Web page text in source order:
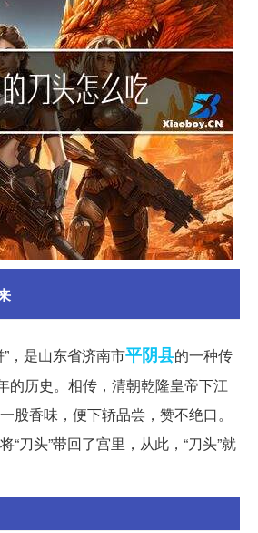
，是山东省济南市平阴县的一种传
的历史。相传，清朝乾隆皇帝下江
股香味，便下轿品尝，赞不绝口。
“刀头”带回了宫里，从此，“刀头”就